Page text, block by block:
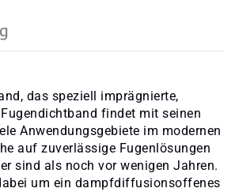
das speziell imprägnierte,
findet mit seinen
Anwendungsgebiete im modernen
auf zuverlässige Fugenlösungen
sind als noch vor wenigen Jahren.
um ein dampfdiffusionsoffenes